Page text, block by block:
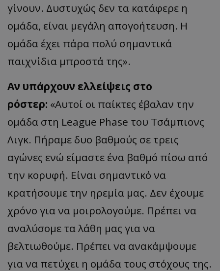
γίνουν. Δυστυχώς δεν τα κατάφερε η
ομάδα, είναι μεγάλη απογοήτευση. Η
ομάδα έχει πάρα πολύ σημαντικά
παιχνίδια μπροστά της».
Αν υπάρχουν ελλείψεις στο
ρόστερ: «Αυτοί οι παίκτες έβαλαν την
ομάδα στη League Phase του Τσάμπιονς
Λιγκ. Πήραμε δυο βαθμούς σε τρεις
αγώνες ενώ είμαστε ένα βαθμό πίσω από
την κορυφή. Είναι σημαντικό να
κρατήσουμε την ηρεμία μας. Δεν έχουμε
χρόνο για να μοιρολογούμε. Πρέπει να
αναλύσομε τα λάθη μας για να
βελτιωθούμε. Πρέπει να ανακάμψουμε
για να πετύχει η ομάδα τους στόχους της.